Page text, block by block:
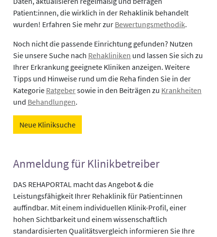
Patient:innen, die wirklich in der Rehaklinik behandelt
wurden! Erfahren Sie mehr zur Bewertungsmethodik.
Noch nicht die passende Einrichtung gefunden? Nutzen
Sie unsere Suche nach Rehakliniken und lassen Sie sich zu
Ihrer Erkrankung geeignete Kliniken anzeigen. Weitere
Tipps und Hinweise rund um die Reha finden Sie in der
Kategorie Ratgebersowie in den Beiträgen zu Krankheiten
und Behandlungen.
Neue Kliniksuche
Anmeldung für Klinikbetreiber
DAS REHAPORTAL macht das Angebot & die
Leistungsfähigkeit Ihrer Rehaklinik für Patient:innen
auffindbar. Mit einem individuellen Klinik-Profil, einer
hohen Sichtbarkeit und einem wissenschaftlich
standardisierten Qualitätsvergleich informieren Sie Ihre